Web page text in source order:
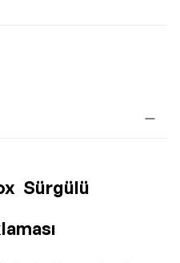
Sürgülü